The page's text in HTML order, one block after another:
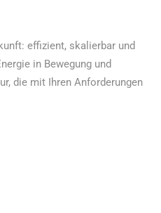
effizient, skalierbar und
in Bewegung und
die mit Ihren Anforderungen